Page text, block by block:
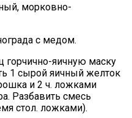
морковно-
с медом.
горчично-яичную маску
1 сырой яичный желток
и 2 ч. ложками
Разбавить смесь
стол. ложками).